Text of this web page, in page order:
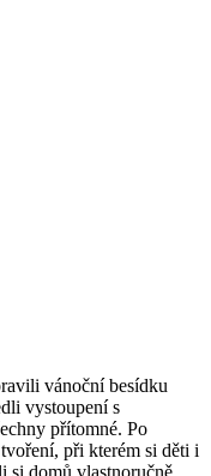
vánoční besídku
vystoupení s
přítomné. Po
při kterém si děti i
si domů vlastnoručně